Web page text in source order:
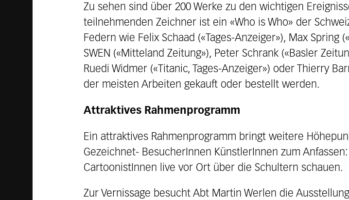
Zu sehen sind über 200 Werke zu den wichtigen
teilnehmenden Zeichner ist ein «Who is Who» der
Federn wie Felix Schaad («Tages-Anzeiger»), Max Spring
SWEN («Mitteland Zeitung»), Peter Schrank («Basler
Ruedi Widmer («Titanic, Tages-Anzeiger») oder Thierry
der meisten Arbeiten gekauft oder bestellt werden.
Attraktives Rahmenprogramm
Ein attraktives Rahmenprogramm bringt weitere
Gezeichnet- BesucherInnen KünstlerInnen zum
CartoonistInnen live vor Ort über die Schultern schauen.
Zur Vernissage besucht Abt Martin Werlen die